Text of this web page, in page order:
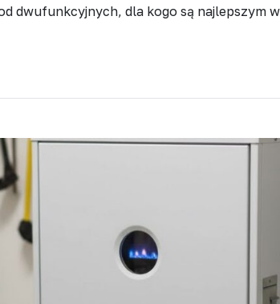
dwufunkcyjnych, dla kogo są najlepszym
[…]